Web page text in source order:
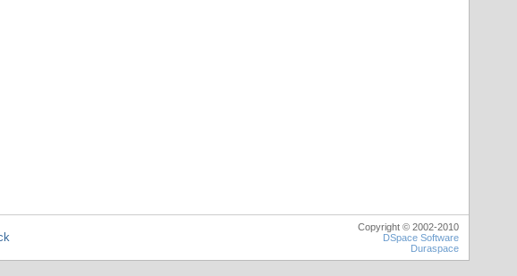
Copyright © 2002-2010
DSpace Software
Duraspace